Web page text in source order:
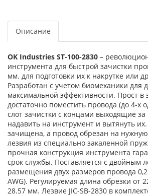
Описание
OK Industries​ ST-100-2830 –
инструмента для быстрой зачистки
мм. для подготовки их к накрутке или
Разработан с учетом биомеханики для
максимальной эффективности. Прост в
достаточно поместить провода (до 4-х
слот зачистки с концами выходящие
надавить на инструмент и вытянуть
зачищена, а провод обрезан на
лезвия из специально закаленной
прочная конструкция инструмента
срок службы. Поставляется с двойным
размещения двух размеров провода
AWG). Регулируемая длина обрезки от
28.57 мм. Лезвие JIC-SB-2830 в